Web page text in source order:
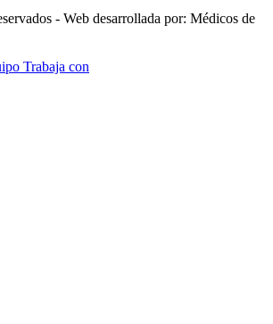
- Web desarrollada por: Médicos de
Trabaja con